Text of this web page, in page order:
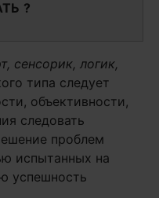
?
сенсорик, логик,
типа следует
объективности,
следовать
проблем
испытанных на
успешность